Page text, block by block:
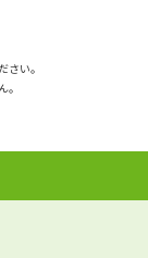
定い。